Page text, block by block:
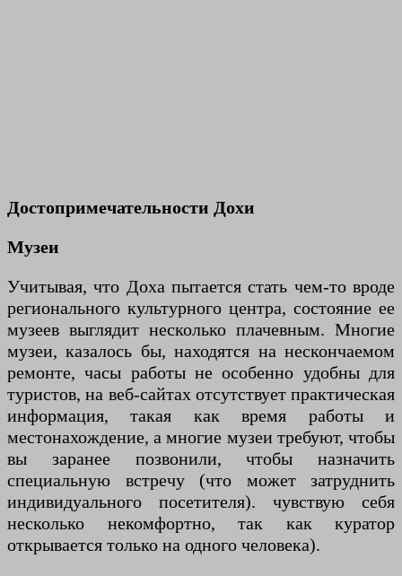
Достопримечательности Дохи
Музеи
Учитывая, что Доха пытается стать чем-то вроде
регионального культурного центра, состояние ее
музеев выглядит несколько плачевным. Многие
музеи, казалось бы, находятся на нескончаемом
ремонте, часы работы не особенно удобны для
туристов, на веб-сайтах отсутствует практическая
информация, такая как время работы и
местонахождение, а многие музеи требуют, чтобы
вы заранее позвонили, чтобы назначить
специальную встречу (что может затруднить
индивидуального посетителя). чувствую себя
несколько некомфортно, так как куратор
открывается только на одного человека).